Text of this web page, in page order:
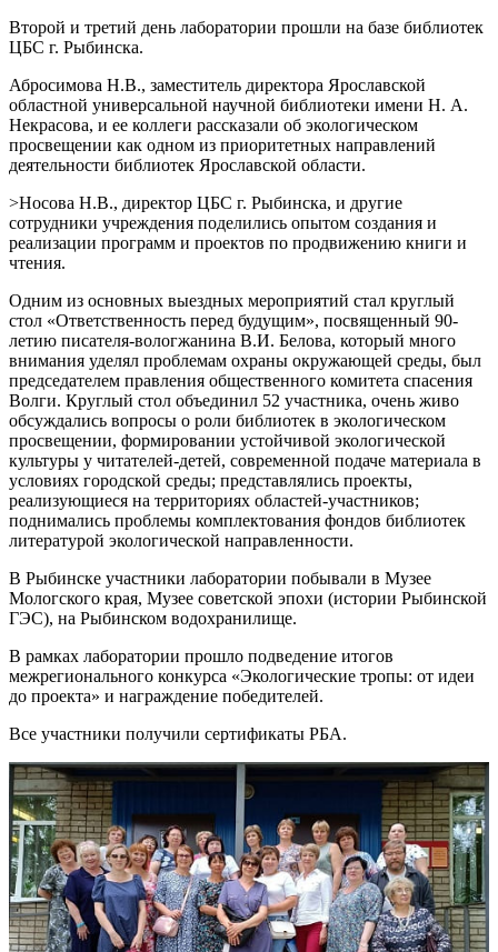
Второй и третий день лаборатории прошли на базе библиотек
ЦБС г. Рыбинска.
Абросимова Н.В., заместитель директора Ярославской
областной универсальной научной библиотеки имени Н. А.
Некрасова, и ее коллеги рассказали об экологическом
просвещении как одном из приоритетных направлений
деятельности библиотек Ярославской области.
>Носова Н.В., директор ЦБС г. Рыбинска, и другие
сотрудники учреждения поделились опытом создания и
реализации программ и проектов по продвижению книги и
чтения.
Одним из основных выездных мероприятий стал круглый
стол «Ответственность перед будущим», посвященный 90-
летию писателя-вологжанина В.И. Белова, который много
внимания уделял проблемам охраны окружающей среды, был
председателем правления общественного комитета спасения
Волги. Круглый стол объединил 52 участника, очень живо
обсуждались вопросы о роли библиотек в экологическом
просвещении, формировании устойчивой экологической
культуры у читателей-детей, современной подаче материала в
условиях городской среды; представлялись проекты,
реализующиеся на территориях областей-участников;
поднимались проблемы комплектования фондов библиотек
литературой экологической направленности.
В Рыбинске участники лаборатории побывали в Музее
Мологского края, Музее советской эпохи (истории Рыбинской
ГЭС), на Рыбинском водохранилище.
В рамках лаборатории прошло подведение итогов
межрегионального конкурса «Экологические тропы: от идеи
до проекта» и награждение победителей.
Все участники получили сертификаты РБА.